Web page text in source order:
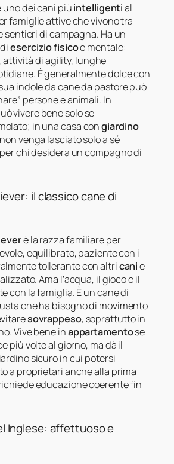
uno dei cani piùintelligential
famiglie attive che vivono tra
di campagna. Ha un
diesercizio fisicoe mentale:
di agility, lunghe
È generalmente dolce con
indole da cane da pastore può
persone e animali. In
vivere bene solo se
in una casa congiardino
venga lasciato solo a sé
chi desidera un compagno di
il classico cane di
è la razza familiare per
equilibrato, paziente con i
tollerante con altricanie
Ama l’acqua, il gioco e il
con la famiglia. È un cane di
che ha bisogno di movimento
sovrappeso, soprattutto in
Vive bene inappartamentose
più volte al giorno, ma dà il
sicuro in cui potersi
a proprietari anche alla prima
educazione coerente fin
Inglese: affettuoso e